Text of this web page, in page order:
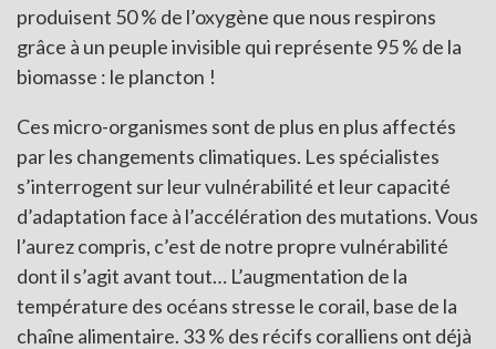
produisent 50 % de l’oxygène que nous respirons
grâce à un peuple invisible qui représente 95 % de la
biomasse : le plancton !
Ces micro-organismes sont de plus en plus affectés
par les changements climatiques. Les spécialistes
s’interrogent sur leur vulnérabilité et leur capacité
d’adaptation face à l’accélération des mutations. Vous
l’aurez compris, c’est de notre propre vulnérabilité
dont il s’agit avant tout… L’augmentation de la
température des océans stresse le corail, base de la
chaîne alimentaire. 33 % des récifs coralliens ont déjà